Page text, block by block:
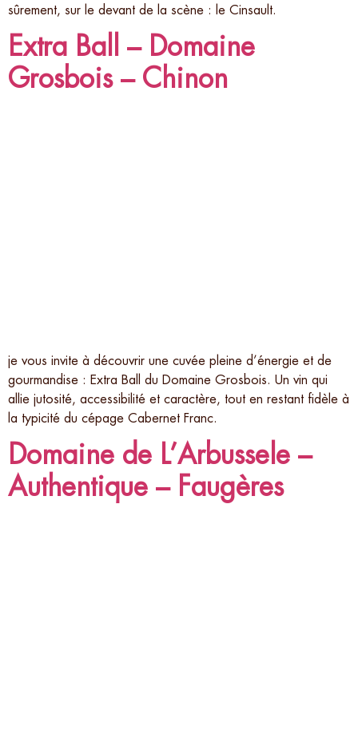
sûrement, sur le devant de la scène : le Cinsault.
Extra Ball – Domaine
Grosbois – Chinon
je vous invite à découvrir une cuvée pleine d’énergie et de
gourmandise : Extra Ball du Domaine Grosbois. Un vin qui
allie jutosité, accessibilité et caractère, tout en restant fidèle à
la typicité du cépage Cabernet Franc.
Domaine de L’Arbussele –
Authentique – Faugères